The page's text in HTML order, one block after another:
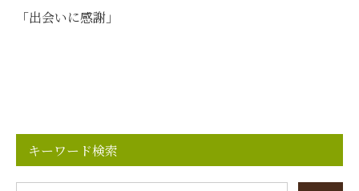
「出会いに感謝」
キーワード検索